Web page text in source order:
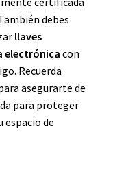
debes
llaves
electrónicacon
Recuerda
asegurarte de
para proteger
espacio de